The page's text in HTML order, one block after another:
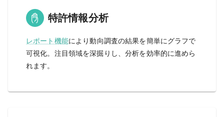
特許情報分析
レポート機能により動向調査の結果を簡単にグラフで
可視化。注目領域を深掘りし、分析を効率的に進めら
れます。